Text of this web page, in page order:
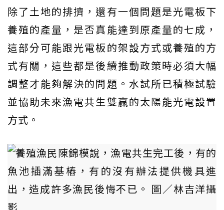
除了土地的排擠，還有一個問題是光電板下
養殖的產量，是否真能達到原產量的七成，
這部分可能跟光電板的架設方式或養殖的方
式有關，這些都是後續推動政策時必須大幅
調整才能夠解決的問題。水試所已積極試驗
並協助未來漁電共生雙贏的太陽能光電設置
方式。